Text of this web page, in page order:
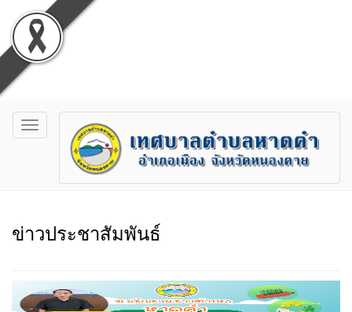
Toggle
navigation
ข่าวประชาสัมพันธ์